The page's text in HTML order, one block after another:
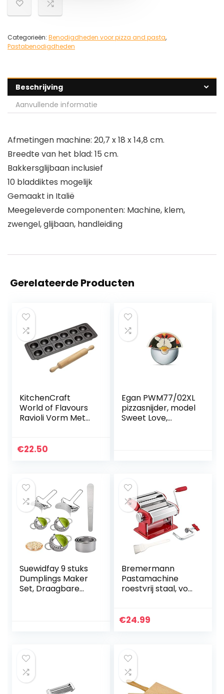
Categorieën: Benodigdheden voor pizza and pasta,
Pastabenodigdheden
Beschrijving
Aanvullende informatie
Afmetingen machine: 20,7 x 18 x 14,8 cm.
Breedte van het blad: 15 cm.
Bakkersglijbaan inclusief
10 bladdiktes mogelijk
Gemaakt in Italië
Meegeleverde componenten: Machine, klem,
zwengel, glijbaan, handleiding
Gerelateerde Producten
KitchenCraft
World of Flavours
Ravioli Vorm Met
Hout – Grijs En
€22.50
Egan PWM77/02XL
pizzasnijder, model
Sweet Love,
Suewidfay 9 stuks
Dumplings Maker
Set, Draagbare
Pierogi Cutter voor
Thuis Keuken
Bremermann
Pastamachine
roestvrij staal, voor
standen),
€24.99